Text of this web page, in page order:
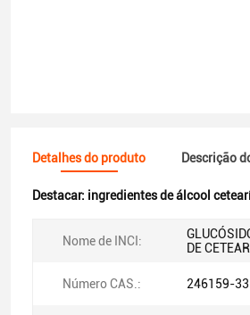
Detalhes do produto Descrição
Destacar: ingredientes de álcool
Nome de INCI:
DE
Número CAS.: 246159-